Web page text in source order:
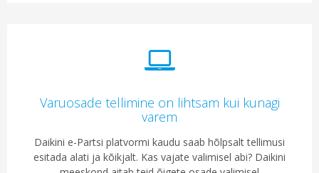
Varuosade tellimine on lihtsam kui kunagi
varem
Daikini e-Partsi platvormi kaudu saab hõlpsalt tellimusi
esitada alati ja kõikjalt. Kas vajate valimisel abi? Daikini